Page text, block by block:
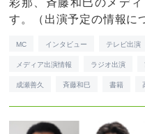
彩那、斉藤和巳のメデ
す。（出演予定の情報に
MC インタビュー テレビ出演
メディア出演情報 ラジオ出演
成瀬善久 斉藤和巳 書籍